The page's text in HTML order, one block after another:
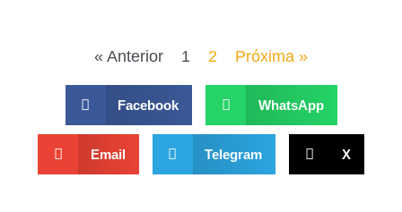
« Anterior 1 2 Próxima »
Facebook WhatsApp
Email Telegram X